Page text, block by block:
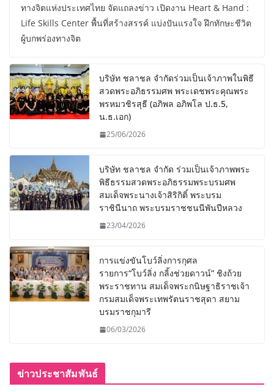
ทางจิตแห่งประเทศไทย จัดแถลงข่าว เปิดงาน Heart & Hand :
Life Skills Center พื้นที่สร้างสรรค์ แบ่งปันแรงใจ ฝึกทักษะชีวิต
ผู้บกพร่องทางจิต
บริษัท ชลาชล จำกัดร่วมเป็นเจ้าภาพในพิธี
สวดพระอภิธรรมศพ พระเดชพระคุณพระ
พรหมวชิรสุธี (อภิพล อภิพโล ป.ธ.5,
น.ธ.เอก)
25/06/2026
บริษัท ชลาชล จำกัด ร่วมเป็นเจ้าภาพพระ
พิธีธรรมสวดพระอภิธรรมพระบรมศพ
สมเด็จพระนางเจ้าสิริกิติ์ พระบรม
ราชินีนาถ พระบรมราชชนนีพันปีหลวง
23/04/2026
การแข่งขันโบว์ลิ่งการกุศล
รายการ“โบว์ลิ่ง กลิ้งช่วยดาวน์” ชิงถ้วย
พระราชทาน สมเด็จพระกนิษฐาธิราชเจ้า
กรมสมเด็จพระเทพรัตนราชสุดา สยาม
บรมราชกุมารี
06/03/2026
ข่าวประชาสัมพันธ์